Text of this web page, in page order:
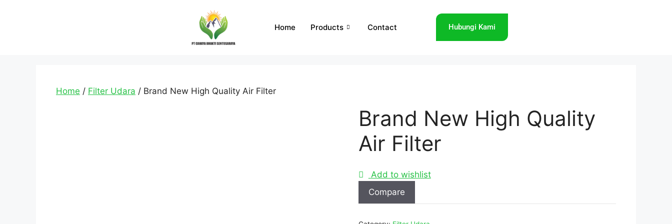
Home Products Contact Hubungi Kami
Home / Filter Udara / Brand New High Quality Air Filter
Brand New High Quality
Air Filter
Add to wishlist
Compare